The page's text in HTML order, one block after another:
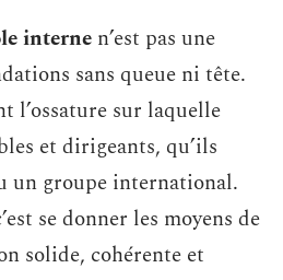
interne n’est pas une
sans queue ni tête.
l’ossature sur laquelle
et dirigeants, qu’ils
un groupe international.
se donner les moyens de
solide, cohérente et